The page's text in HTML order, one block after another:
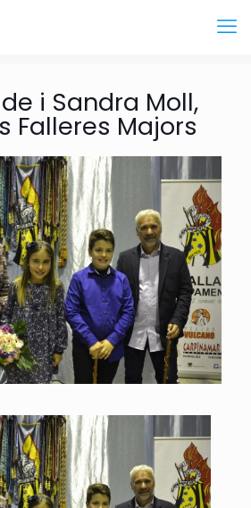
i Sandra Moll,
Falleres Majors